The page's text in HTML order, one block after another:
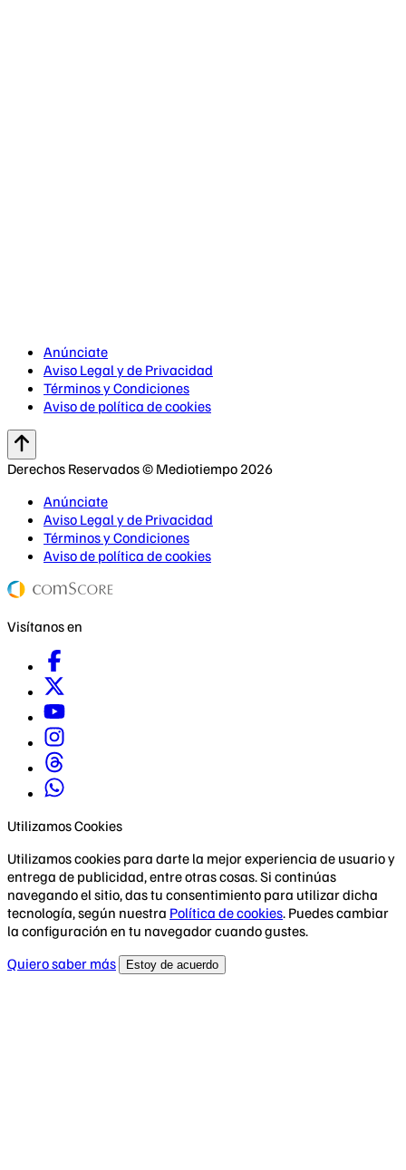
Anúnciate
Aviso Legal y de Privacidad
Términos y Condiciones
Aviso de política de cookies
Derechos Reservados © Mediotiempo 2026
Anúnciate
Aviso Legal y de Privacidad
Términos y Condiciones
Aviso de política de cookies
Visítanos en
Utilizamos Cookies
Utilizamos cookies para darte la mejor experiencia de usuario y
entrega de publicidad, entre otras cosas. Si continúas
navegando el sitio, das tu consentimiento para utilizar dicha
tecnología, según nuestra Política de cookies. Puedes cambiar
la configuración en tu navegador cuando gustes.
Quiero saber más
Estoy de acuerdo